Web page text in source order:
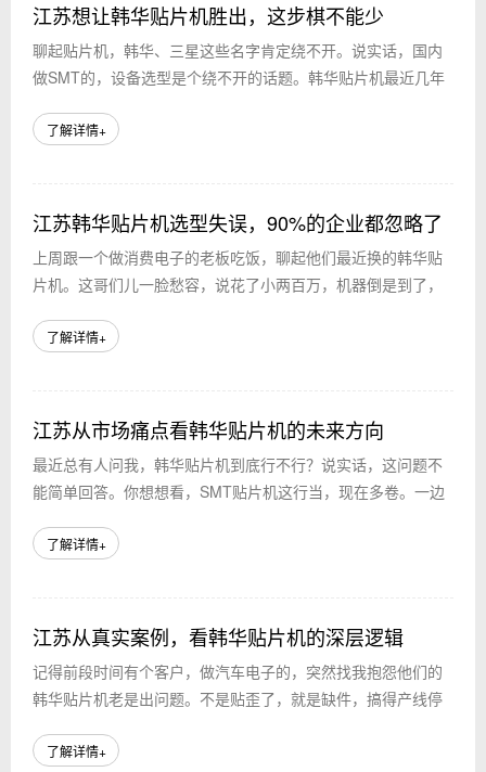
江苏想让韩华贴片机胜出，这步棋不能少
聊起贴片机，韩华、三星这些名字肯定绕不开。说实话，国内
做SMT的，设备选型是个绕不开的话题。韩华贴片机最近几年
SMT贴片机比，又各有各的道道。更别提...
了解详情+
江苏韩华贴片机选型失误，90%的企业都忽略了
这几点
上周跟一个做消费电子的老板吃饭，聊起他们最近换的韩华贴
片机。这哥们儿一脸愁容，说花了小两百万，机器倒是到了，
机，同样的活儿，效率高出一截，稳定性也...
了解详情+
江苏从市场痛点看韩华贴片机的未来方向
最近总有人问我，韩华贴片机到底行不行？说实话，这问题不
能简单回答。你想想看，SMT贴片机这行当，现在多卷。一边
异形插件机，专门啃那些刁钻的元器件。...
了解详情+
江苏从真实案例，看韩华贴片机的深层逻辑
记得前段时间有个客户，做汽车电子的，突然找我抱怨他们的
韩华贴片机老是出问题。不是贴歪了，就是缺件，搞得产线停
需求有点脱节。这让我想起，市面上三星贴...
了解详情+